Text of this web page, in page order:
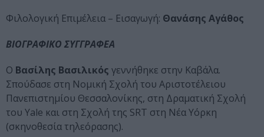
Φιλολογική Επιμέλεια – Εισαγωγή: Θανάσης Αγάθος
ΒΙΟΓΡΑΦΙΚΟ ΣΥΓΓΡΑΦΕΑ
Ο Βασίλης Βασιλικός γεννήθηκε στην Καβάλα.
Σπούδασε στη Νομική Σχολή του Αριστοτέλειου
Πανεπιστημίου Θεσσαλονίκης, στη Δραματική Σχολή
του Yale και στη Σχολή της SRT στη Νέα Υόρκη
(σκηνοθεσία τηλεόρασης).